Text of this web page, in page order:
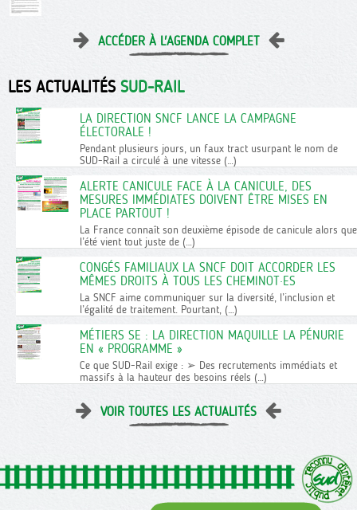
ACCÉDER À L'AGENDA COMPLET
LES ACTUALITÉS SUD-RAIL
LA DIRECTION SNCF LANCE LA CAMPAGNE
ÉLECTORALE !
Pendant plusieurs jours, un faux tract usurpant le nom de
SUD-Rail a circulé à une vitesse (…)
ALERTE CANICULE FACE À LA CANICULE, DES
MESURES IMMÉDIATES DOIVENT ÊTRE MISES EN
PLACE PARTOUT !
La France connaît son deuxième épisode de canicule alors que
l’été vient tout juste de (…)
CONGÉS FAMILIAUX LA SNCF DOIT ACCORDER LES
MÊMES DROITS À TOUS LES CHEMINOT·ES
La SNCF aime communiquer sur la diversité, l’inclusion et
l’égalité de traitement. Pourtant, (…)
MÉTIERS SE : LA DIRECTION MAQUILLE LA PÉNURIE
EN « PROGRAMME »
Ce que SUD-Rail exige : ➢ Des recrutements immédiats et
massifs à la hauteur des besoins réels (…)
VOIR TOUTES LES ACTUALITÉS